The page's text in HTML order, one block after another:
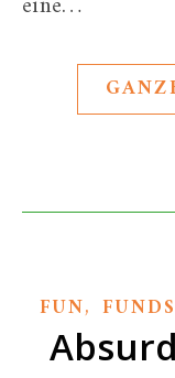
FUN,